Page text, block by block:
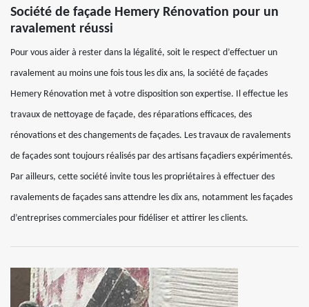
Société de façade Hemery Rénovation pour un
ravalement réussi
Pour vous aider à rester dans la légalité, soit le respect d’effectuer un
ravalement au moins une fois tous les dix ans, la société de façades
Hemery Rénovation met à votre disposition son expertise. Il effectue les
travaux de nettoyage de façade, des réparations efficaces, des
rénovations et des changements de façades. Les travaux de ravalements
de façades sont toujours réalisés par des artisans façadiers expérimentés.
Par ailleurs, cette société invite tous les propriétaires à effectuer des
ravalements de façades sans attendre les dix ans, notamment les façades
d’entreprises commerciales pour fidéliser et attirer les clients.